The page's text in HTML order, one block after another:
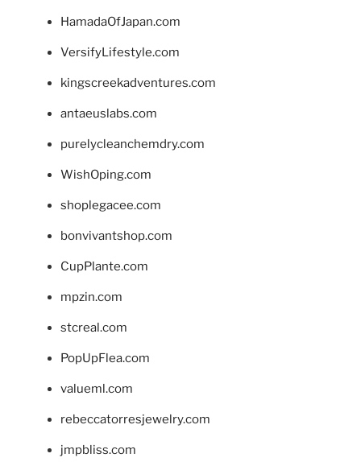
HamadaOfJapan.com
VersifyLifestyle.com
kingscreekadventures.com
antaeuslabs.com
purelycleanchemdry.com
WishOping.com
shoplegacee.com
bonvivantshop.com
CupPlante.com
mpzin.com
stcreal.com
PopUpFlea.com
valueml.com
rebeccatorresjewelry.com
jmpbliss.com